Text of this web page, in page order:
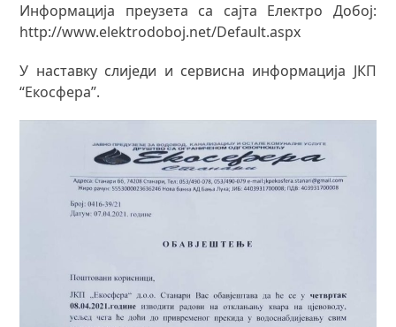
Информација преузета са сајта Електро Добој:
http://www.elektrodoboj.net/Default.aspx
У наставку слиједи и сервисна информација ЈКП
“Екосфера”.